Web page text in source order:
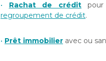
Rachat de créditpour
regroupement de crédit.
Prêt immobilier avec ou